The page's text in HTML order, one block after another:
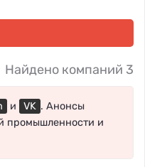
Найдено компаний 3
и VK . Анонсы
промышленности и